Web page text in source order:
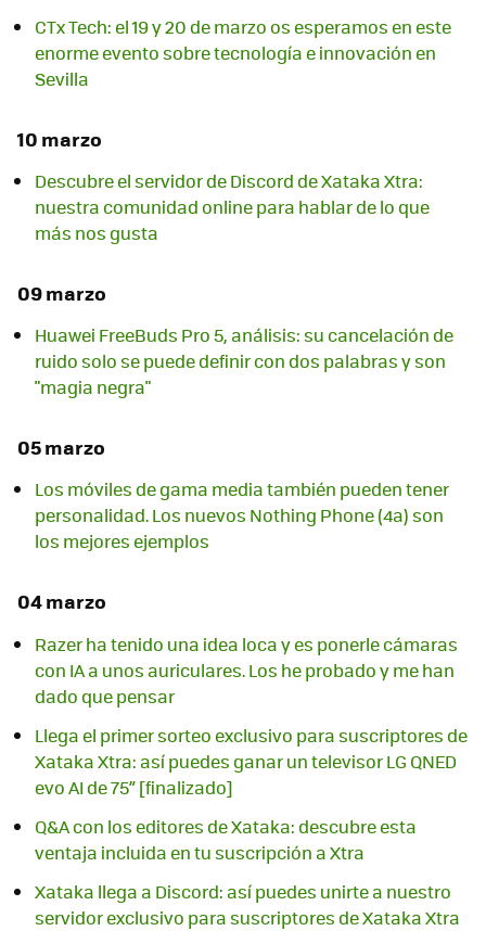
CTx Tech: el 19 y 20 de marzo os esperamos en este
enorme evento sobre tecnología e innovación en
Sevilla
10 marzo
Descubre el servidor de Discord de Xataka Xtra:
nuestra comunidad online para hablar de lo que
más nos gusta
09 marzo
Huawei FreeBuds Pro 5, análisis: su cancelación de
ruido solo se puede definir con dos palabras y son
"magia negra"
05 marzo
Los móviles de gama media también pueden tener
personalidad. Los nuevos Nothing Phone (4a) son
los mejores ejemplos
04 marzo
Razer ha tenido una idea loca y es ponerle cámaras
con IA a unos auriculares. Los he probado y me han
dado que pensar
Llega el primer sorteo exclusivo para suscriptores de
Xataka Xtra: así puedes ganar un televisor LG QNED
evo AI de 75” [finalizado]
Q&A con los editores de Xataka: descubre esta
ventaja incluida en tu suscripción a Xtra
Xataka llega a Discord: así puedes unirte a nuestro
servidor exclusivo para suscriptores de Xataka Xtra